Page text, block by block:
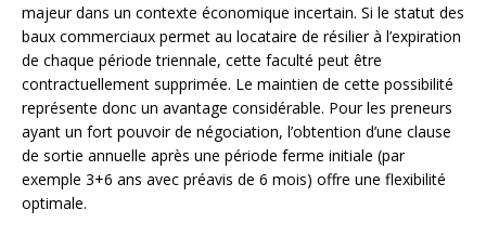
majeur dans un contexte économique incertain. Si le statut des
baux commerciaux permet au locataire de résilier à l’expiration
de chaque période triennale, cette faculté peut être
contractuellement supprimée. Le maintien de cette possibilité
représente donc un avantage considérable. Pour les preneurs
ayant un fort pouvoir de négociation, l’obtention d’une clause
de sortie annuelle après une période ferme initiale (par
exemple 3+6 ans avec préavis de 6 mois) offre une flexibilité
optimale.